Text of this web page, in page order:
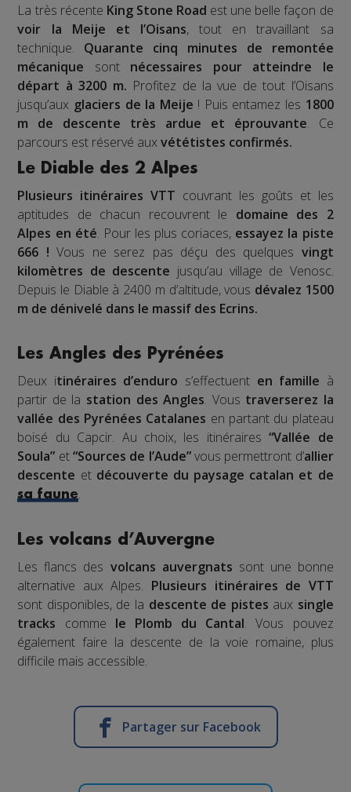
La très récente King Stone Road est une belle façon de
voir la Meije et l’Oisans, tout en travaillant sa
technique. Quarante cinq minutes de remontée
mécanique sontnécessaires pour atteindre le
départ à 3200 m. Profitez de la vue de tout l’Oisans
jusqu’aux glaciers de la Meije ! Puis entamez les 1800
m de descente très ardue et éprouvante. Ce
parcours est réservé auxvététistes confirmés.
Le Diable des 2 Alpes
Plusieurs itinéraires VTT couvrant les goûts et les
aptitudes de chacun recouvrent le domaine des 2
Alpes en été. Pour les plus coriaces, essayez la piste
666 ! Vous ne serez pas déçu des quelques vingt
kilomètres de descente jusqu’au village de Venosc.
Depuis le Diable à 2400 m d’altitude, vous dévalez 1500
m de dénivelé dans le massif des Ecrins.
Les Angles des Pyrénées
Deux itinéraires d’enduro s’effectuent en famille à
partir de la station des Angles. Vous traverserez la
vallée des Pyrénées Catalanes en partant du plateau
boisé du Capcir. Au choix, les itinéraires“Vallée de
Soula” et“Sources de l’Aude”vous permettront d’allier
descente et découverte du paysage catalan et de
sa faune.
Les volcans d’Auvergne
Les flancs des volcans auvergnats sont une bonne
alternative aux Alpes. Plusieurs itinéraires de VTT
sont disponibles, de la descente de pistes aux single
tracks comme le Plomb du Cantal. Vous pouvez
également faire la descente de la voie romaine, plus
difficile mais accessible.
Partager sur Facebook